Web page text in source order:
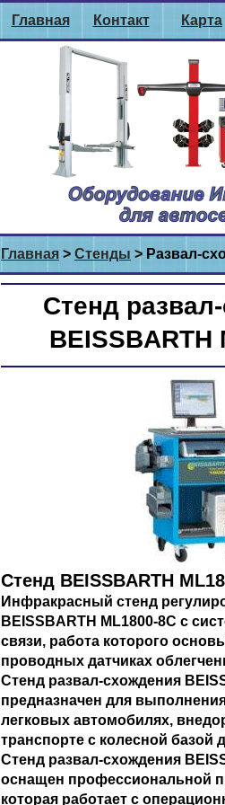
Главная Контакт Карта
Главная > Стенды > Развал-
Стенд
BEISSBARTH
Стенд BEISSBARTH
Инфракрасный стенд
BEISSBARTH ML1800-8C с
связи, работа которого
проводных датчиках
Стенд развал-схождения
предназначен для
легковых автомобилях,
транспорте с колесной базой
Стенд развал-схождения
оснащен профессиональной
которая работает с